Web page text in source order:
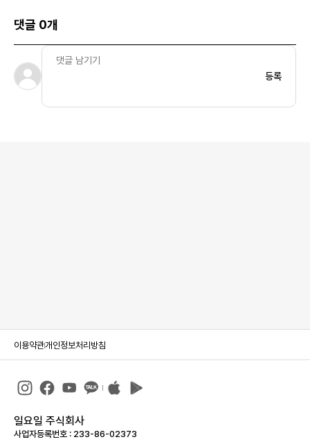
댓글 0개
등록
이용약관개인정보처리방침
일요일 주식회사
사업자등록번호 : 233-86-023­73